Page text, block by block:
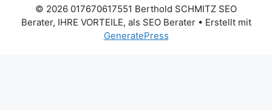
© 2026 017670617551 Berthold SCHMITZ SEO
Berater, IHRE VORTEILE, als SEO Berater• Erstellt mit
GeneratePress